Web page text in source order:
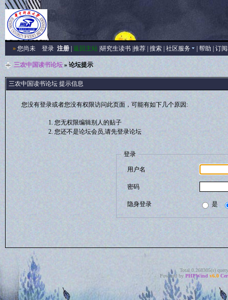
»您尚未 登录 注册| 返回主站| 研究生读书| 推荐| 搜索| 社区服务 帮助 订
三农中国读书论坛» 论坛提示
三农中国读书论坛 提示信息
您没有登录或者您没有权限访问此页面，可能有如下几个原因:
您无权限编辑别人的贴子
您还不是论坛会员,请先登录论坛
登录
用户名
密码
隐身登录 是
Total 0.268305(s)
Powered by PHPWind v6.0